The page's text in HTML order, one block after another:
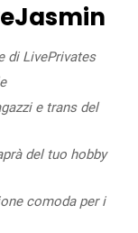
di LivePrivates
e trans del
del tuo hobby
comoda per i